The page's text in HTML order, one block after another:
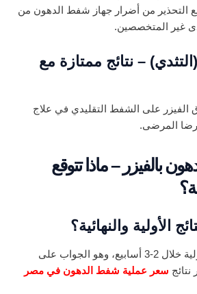
مع التحذير من أضرار جهاز شفط الدهون من
غير المتخصصين.
– نتائج ممتازة مع
تفوق الفيزر على الشفط التقليدي في علاج
بالفيزر – ماذا تتوقع
الأولية والنهائية؟
تظهر النتائج الأولية خلال 2-3 أسابيع، وهو الجواب على
سعر عملية شفط الدهون في مصر